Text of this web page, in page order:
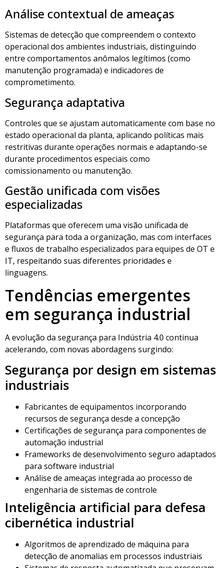
Análise contextual de ameaças
Sistemas de detecção que compreendem o contexto
operacional dos ambientes industriais, distinguindo
entre comportamentos anômalos legítimos (como
manutenção programada) e indicadores de
comprometimento.
Segurança adaptativa
Controles que se ajustam automaticamente com base no
estado operacional da planta, aplicando políticas mais
restritivas durante operações normais e adaptando-se
durante procedimentos especiais como
comissionamento ou manutenção.
Gestão unificada com visões
especializadas
Plataformas que oferecem uma visão unificada de
segurança para toda a organização, mas com interfaces
e fluxos de trabalho especializados para equipes de OT e
IT, respeitando suas diferentes prioridades e
linguagens.
Tendências emergentes
em segurança industrial
A evolução da segurança para Indústria 4.0 continua
acelerando, com novas abordagens surgindo:
Segurança por design em sistemas
industriais
Fabricantes de equipamentos incorporando
recursos de segurança desde a concepção
Certificações de segurança para componentes de
automação industrial
Frameworks de desenvolvimento seguro adaptados
para software industrial
Análise de ameaças integrada ao processo de
engenharia de sistemas de controle
Inteligência artificial para defesa
cibernética industrial
Algoritmos de aprendizado de máquina para
detecção de anomalias em processos industriais